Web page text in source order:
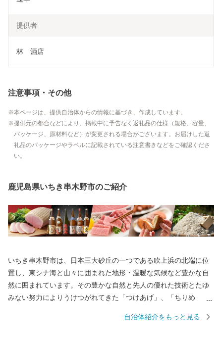
提供者
林　酒店
注意事項・その他
本ページは、提供自治体からの情報に基づき、作成しています。
提供元の都合などにより、掲載中に予告なく返礼品の仕様（規格、容量、
パッケージ、原材料など）が変更される場合がございます。お届けした返
礼品のパッケージやラベルに記載されている注意書きなどをご確認くださ
い。
鹿児島県いちき串木野市のご紹介
いちき串木野市は、日本三大砂丘の一つである吹上浜の北端に位
置し、東シナ海と山々に囲まれた地形・温暖な気候など豊かな自
然に囲まれています。その豊かな自然と先人の優れた技術とたゆ
みない努力によりうけつがれてきた「つけあげ」、「ちりめ
などの特産品に恵まれ、「食」の豊かなまちとして発展してきて
自治体紹介をもっと見る